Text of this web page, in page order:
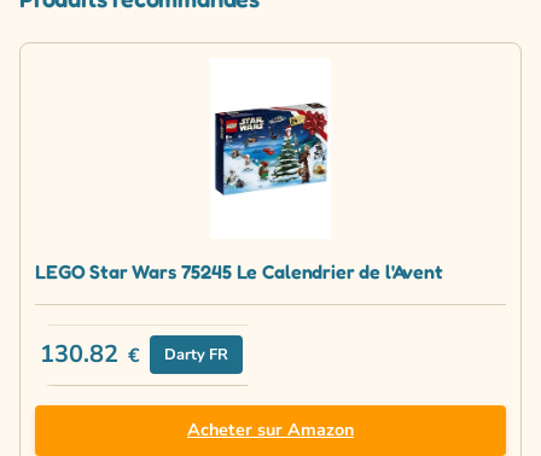
LEGO Star Wars 75245 Le Calendrier de l'Avent
130.82 € Darty FR
Acheter sur Amazon